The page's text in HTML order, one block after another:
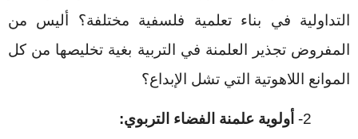
التداولية في بناء تعلمية فلسفية مختلفة؟ أليس من
المفروض تجذير العلمنة في التربية بغية تخليصها من كل
الموانع اللاهوتية التي تشل الإبداع؟
2- أولوية علمنة الفضاء التربوي: